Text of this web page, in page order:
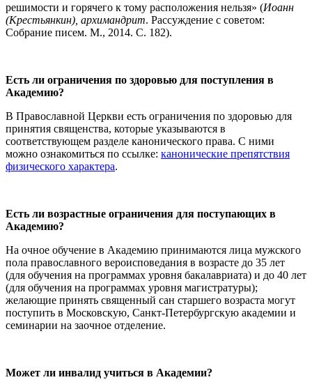
решимости и горячего к тому расположения нельзя» (Иоанн
(Крестьянкин), архимандрит. Рассуждение с советом:
Собрание писем. М., 2014. С. 182).
Есть ли ограничения по здоровью для поступления в
Академию?
В Православной Церкви есть ограничения по здоровью для
принятия священства, которые указываются в
соответствующем разделе канонического права. С ними
можно ознакомиться по ссылке: канонические препятствия
физического характера.
Есть ли возрастные ограничения для поступающих в
Академию?
На очное обучение в Академию принимаются лица мужского
пола православного вероисповедания в возрасте до 35 лет
(для обучения на программах уровня бакалавриата) и до 40 лет
(для обучения на программах уровня магистратуры);
желающие принять священный сан старшего возраста могут
поступить в Московскую, Санкт-Петербургскую академии и
семинарии на заочное отделение.
Может ли инвалид учиться в Академии?